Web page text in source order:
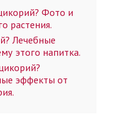
Фото и
растения.
Лечебные
этого напитка.
эффекты от